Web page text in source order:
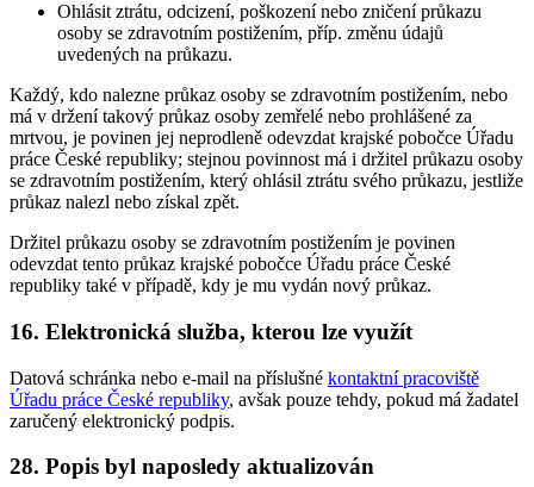
Ohlásit ztrátu, odcizení, poškození nebo zničení průkazu
osoby se zdravotním postižením, příp. změnu údajů
uvedených na průkazu.
Každý, kdo nalezne průkaz osoby se zdravotním postižením, nebo
má v držení takový průkaz osoby zemřelé nebo prohlášené za
mrtvou, je povinen jej neprodleně odevzdat krajské pobočce Úřadu
práce České republiky; stejnou povinnost má i držitel průkazu osoby
se zdravotním postižením, který ohlásil ztrátu svého průkazu, jestliže
průkaz nalezl nebo získal zpět.
Držitel průkazu osoby se zdravotním postižením je povinen
odevzdat tento průkaz krajské pobočce Úřadu práce České
republiky také v případě, kdy je mu vydán nový průkaz.
16. Elektronická služba, kterou lze využít
Datová schránka nebo e-mail na příslušné kontaktní pracoviště
Úřadu práce České republiky, avšak pouze tehdy, pokud má žadatel
zaručený elektronický podpis.
28. Popis byl naposledy aktualizován